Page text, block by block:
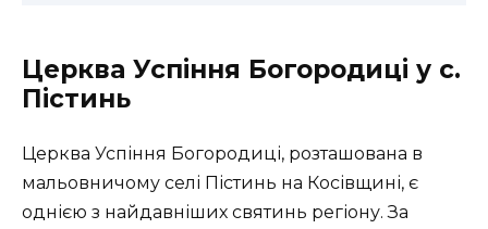
Церква Успіння Богородиці у с.
Пістинь
Церква Успіння Богородиці, розташована в
мальовничому селі Пістинь на Косівщині, є
однією з найдавніших святинь регіону. За